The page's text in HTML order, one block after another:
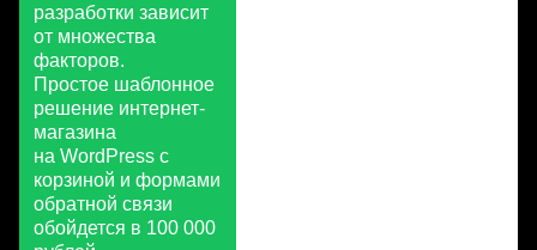
разработки зависит
от множества
факторов.
Простое шаблонное
решение интернет-
магазина
на WordPress с
корзиной и формами
обратной связи
обойдется в 100 000